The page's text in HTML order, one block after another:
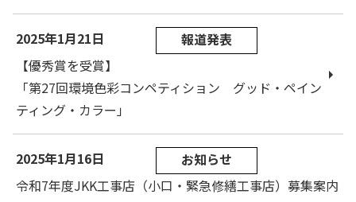
2025年1月21日
報道発表
【優秀賞を受賞】
「第27回環境色彩コンペティション グッド・ペイン
ティング・カラー」
2025年1月16日
お知らせ
令和7年度JKK工事店（小口・緊急修繕工事店）募集案内